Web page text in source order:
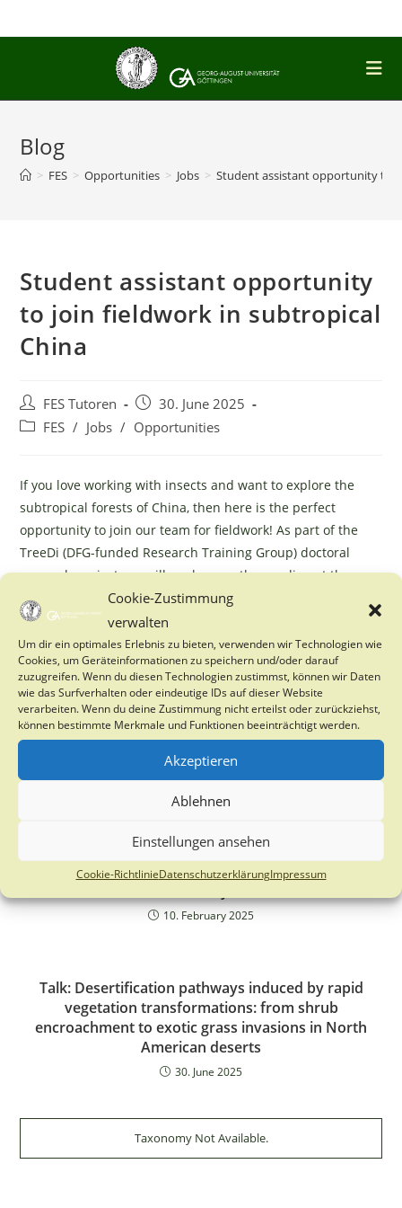
Cookie-Zustimmung
verwalten
Um dir ein optimales Erlebnis zu bieten, verwenden wir Technologien wie
Cookies, um Geräteinformationen zu speichern und/oder darauf
zuzugreifen. Wenn du diesen Technologien zustimmst, können wir Daten
wie das Surfverhalten oder eindeutige IDs auf dieser Website
verarbeiten. Wenn du deine Zustimmung nicht erteilst oder zurückziehst,
können bestimmte Merkmale und Funktionen beeinträchtigt werden.
Akzeptieren
Ablehnen
Einstellungen ansehen
Cookie-RichtlinieDatenschutzerklärungImpressum
to
Blog
> FES > Opportunities > Jobs > Student assistant opportunity to
Student assistant opportunity
to join fieldwork in subtropical
China
Post
author:
FES Tutoren
Post
published:
30. June 2025
PostFES / Jobs / Opportunities
If you love working with insects and want to explore the
subtropical forests of China, then here is the perfect
opportunity to join our team for fieldwork! As part of the
TreeDi (DFG-funded Research Training Group) doctoral
research project, we will work on moth sampling at the
experimental sites of BEF-China. For more information,
check the PDF below and feel free to get in touch!
Student-assistant-position-Aug2025_RPS-19.06.25 Download
YOU MIGHT ALSO LIKE
PhD Opportunity on tree drought and stress
27. January 2025
Webinar: Tackling climate risk with sustainable
10. February 2025
Talk: Desertification pathways induced by rapid
vegetation transformations: from shrub
encroachment to exotic grass invasions in North
American deserts
30. June 2025
Taxonomy Not Available.